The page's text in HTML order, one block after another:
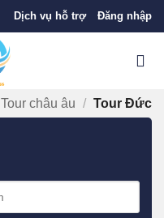
Dịch vụ hỗ trợ Đăng nhập
Tour châu âu / Tour Đức